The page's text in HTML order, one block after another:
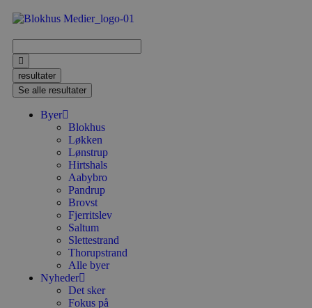
resultater
Se alle resultater
Byer
Blokhus
Løkken
Lønstrup
Hirtshals
Aabybro
Pandrup
Brovst
Fjerritslev
Saltum
Slettestrand
Thorupstrand
Alle byer
Nyheder
Det sker
Fokus på